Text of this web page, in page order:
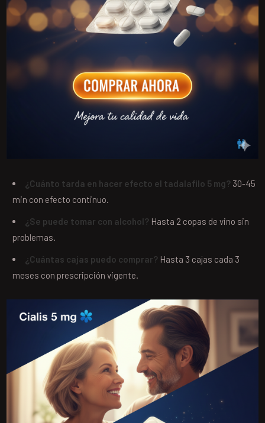
¿Cuánto tarda en hacer efecto el tadalafilo 5 mg? 30-45
min con efecto continuo.
¿Se puede tomar con alcohol? Hasta 2 copas de vino sin
problemas.
¿Cuántas cajas puedo comprar? Hasta 3 cajas cada 3
meses con prescripción vigente.